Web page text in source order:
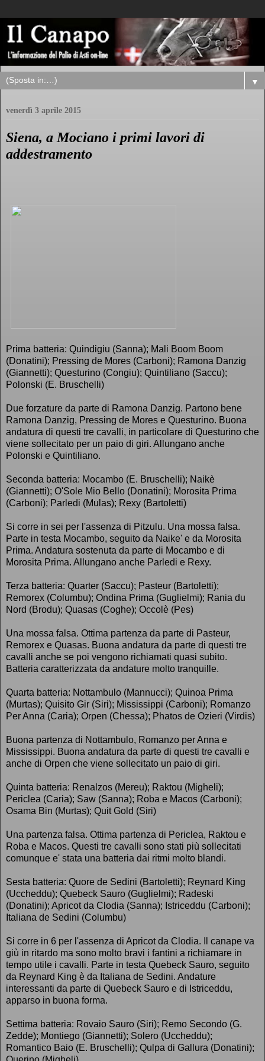
▼
venerdì 3 aprile 2015
Siena, a Mociano i primi lavori di
addestramento
Prima batteria: Quindigiu (Sanna); Mali Boom Boom
(Donatini); Pressing de Mores (Carboni); Ramona Danzig
(Giannetti); Questurino (Congiu); Quintiliano (Saccu);
Polonski (E. Bruschelli)
Due forzature da parte di Ramona Danzig. Partono bene
Ramona Danzig, Pressing de Mores e Questurino. Buona
andatura di questi tre cavalli, in particolare di Questurino che
viene sollecitato per un paio di giri. Allungano anche
Polonski e Quintiliano.
Seconda batteria: Mocambo (E. Bruschelli); Naikè
(Giannetti); O'Sole Mio Bello (Donatini); Morosita Prima
(Carboni); Parledi (Mulas); Rexy (Bartoletti)
Si corre in sei per l'assenza di Pitzulu. Una mossa falsa.
Parte in testa Mocambo, seguito da Naike' e da Morosita
Prima. Andatura sostenuta da parte di Mocambo e di
Morosita Prima. Allungano anche Parledi e Rexy.
Terza batteria: Quarter (Saccu); Pasteur (Bartoletti);
Remorex (Columbu); Ondina Prima (Guglielmi); Rania du
Nord (Brodu); Quasas (Coghe); Occolè (Pes)
Una mossa falsa. Ottima partenza da parte di Pasteur,
Remorex e Quasas. Buona andatura da parte di questi tre
cavalli anche se poi vengono richiamati quasi subito.
Batteria caratterizzata da andature molto tranquille.
Quarta batteria: Nottambulo (Mannucci); Quinoa Prima
(Murtas); Quisito Gir (Siri); Mississippi (Carboni); Romanzo
Per Anna (Caria); Orpen (Chessa); Phatos de Ozieri (Virdis)
Buona partenza di Nottambulo, Romanzo per Anna e
Mississippi. Buona andatura da parte di questi tre cavalli e
anche di Orpen che viene sollecitato un paio di giri.
Quinta batteria: Renalzos (Mereu); Raktou (Migheli);
Periclea (Caria); Saw (Sanna); Roba e Macos (Carboni);
Osama Bin (Murtas); Quit Gold (Siri)
Una partenza falsa. Ottima partenza di Periclea, Raktou e
Roba e Macos. Questi tre cavalli sono stati più sollecitati
comunque e' stata una batteria dai ritmi molto blandi.
Sesta batteria: Quore de Sedini (Bartoletti); Reynard King
(Uccheddu); Quebeck Sauro (Guglielmi); Radeski
(Donatini); Apricot da Clodia (Sanna); Istriceddu (Carboni);
Italiana de Sedini (Columbu)
Si corre in 6 per l'assenza di Apricot da Clodia. Il canape va
giù in ritardo ma sono molto bravi i fantini a richiamare in
tempo utile i cavalli. Parte in testa Quebeck Sauro, seguito
da Reynard King è da Italiana de Sedini. Andature
interessanti da parte di Quebeck Sauro e di Istriceddu,
apparso in buona forma.
Settima batteria: Rovaio Sauro (Siri); Remo Secondo (G.
Zedde); Montiego (Giannetti); Solero (Uccheddu);
Romantico Baio (E. Bruschelli); Qulpa di Gallura (Donatini);